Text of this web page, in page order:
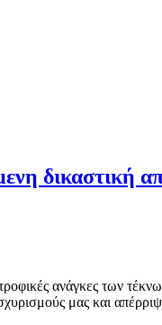
δικαστική
ανάγκες των
μας και